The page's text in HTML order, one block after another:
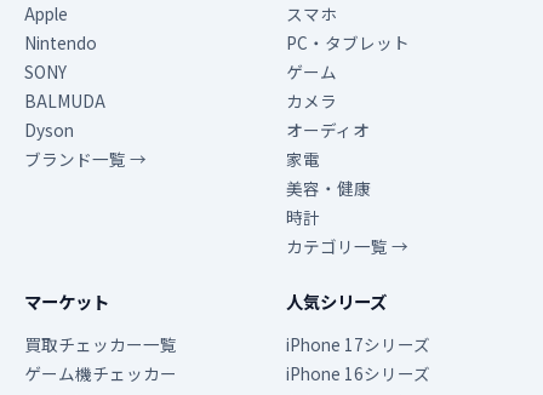
Apple
Nintendo
SONY
BALMUDA
Dyson
ブランド一覧 →
スマホ
PC・タブレット
ゲーム
カメラ
オーディオ
家電
美容・健康
時計
カテゴリ一覧 →
マーケット
買取チェッカー一覧
ゲーム機チェッカー
人気シリーズ
iPhone 17シリーズ
iPhone 16シリーズ